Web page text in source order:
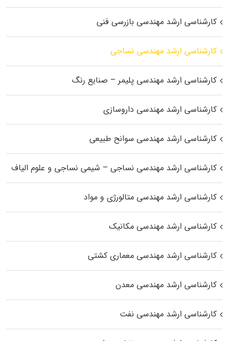
کارشناسی ارشد مهندسی بازرسی فنی
کارشناسی ارشد مهندسی نساجی
کارشناسی ارشد مهندسی پلیمر – صنایع رنگ
کارشناسی ارشد مهندسی داروسازی
کارشناسی ارشد مهندسی سوانح طبیعی
کارشناسی ارشد مهندسی نساجی – شیمی نساجی و علوم الیاف
کارشناسی ارشد مهندسی متالورژی و مواد
کارشناسی ارشد مهندسی مکانیک
کارشناسی ارشد مهندسی معماری کشتی
کارشناسی ارشد مهندسی معدن
کارشناسی ارشد مهندسی نفت